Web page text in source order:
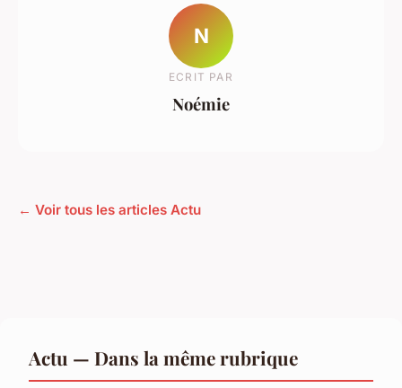
N
ECRIT PAR
Noémie
← Voir tous les articles Actu
Actu — Dans la même rubrique